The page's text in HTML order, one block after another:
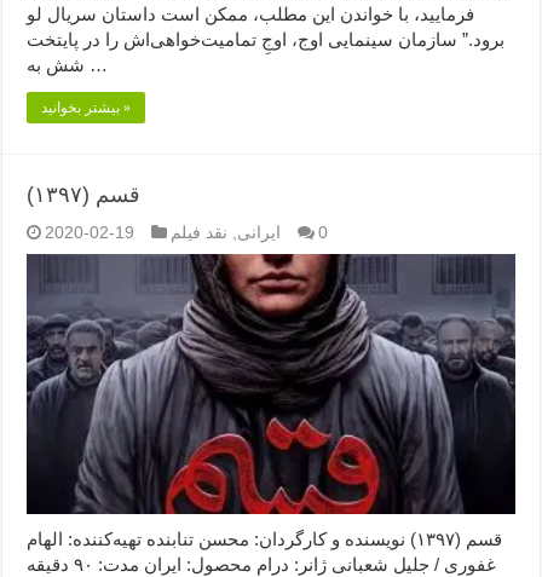
فرمایید،‌ با خواندن این مطلب، ممکن است داستان سریال لو
برود.” سازمان سینمایی اوج، اوجِ تمامیت‌خواهی‌اش را در پایتخت
شش به …
بیشتر بخوانید »
قسم (۱۳۹۷)
2020-02-19 ایرانی نقد فیلم 0
قسم (۱۳۹۷) نویسنده و کارگردان: محسن تنابنده تهیه‌کننده: الهام
غفوری / جلیل شعبانی ژانر: درام محصول: ایران مدت: ۹۰ دقیقه